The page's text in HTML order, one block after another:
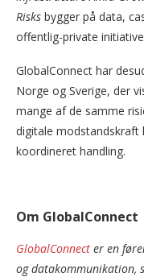
Risks bygger på data,
offentlig-private
GlobalConnect har
Norge og Sverige, der
mange af de samme
digitale
koordineret handling.
Om GlobalConnect
GlobalConnect er en
og datakommunikation,